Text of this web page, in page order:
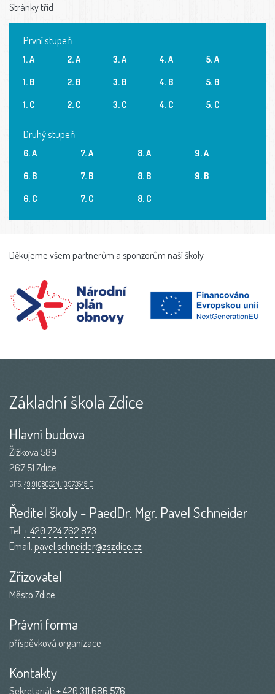
Stránky tříd
První stupeň
1. A
1. B
1. C
2. A
2. B
2. C
3. A
3. B
3. C
4. A
4. B
4. C
5. A
5. B
5. C
Druhý stupeň
6. A
6. B
6. C
7. A
7. B
7. C
8. A
8. B
8. C
9. A
9. B
Děkujeme všem partnerům a sponzorům naší školy
Základní škola Zdice
Hlavní budova
Žižkova 589
267 51 Zdice
GPS: 49.9108032N, 13.9735451E
Ředitel školy - PaedDr. Mgr. Pavel Schneider
Tel:+ 420 724 762 873
Email:pavel.schneider@zszdice.cz
Zřizovatel
Město Zdice
Právní forma
příspěvková organizace
Kontakty
Sekretariát:+ 420 311 686 576